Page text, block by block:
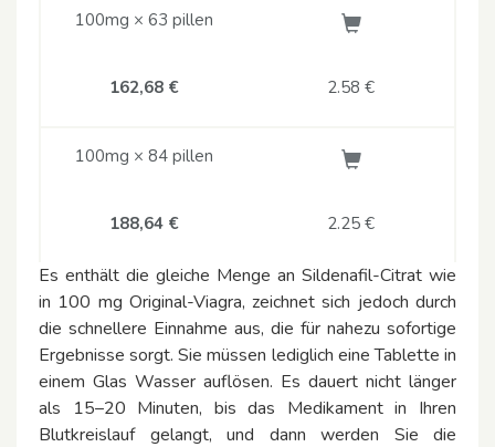
100mg × 63 pillen
162,68 € 2.58 €
100mg × 84 pillen
188,64 € 2.25 €
Es enthält die gleiche Menge an Sildenafil-Citrat wie
in 100 mg Original-Viagra, zeichnet sich jedoch durch
die schnellere Einnahme aus, die für nahezu sofortige
Ergebnisse sorgt. Sie müssen lediglich eine Tablette in
einem Glas Wasser auflösen. Es dauert nicht länger
als 15–20 Minuten, bis das Medikament in Ihren
Blutkreislauf gelangt, und dann werden Sie die